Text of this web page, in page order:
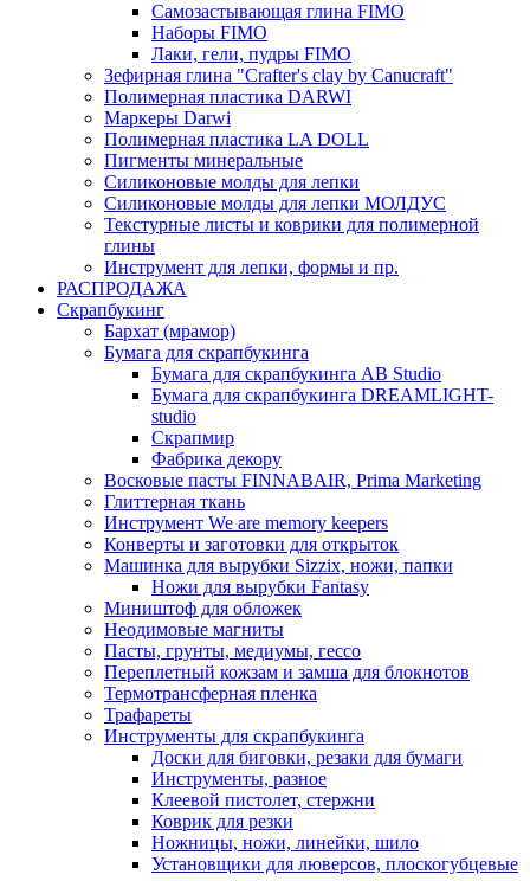
Самозастывающая глина FIMO
Наборы FIMO
Лаки, гели, пудры FIMO
Зефирная глина "Crafter's clay by Canucraft"
Полимерная пластика DARWI
Маркеры Darwi
Полимерная пластика LA DOLL
Пигменты минеральные
Силиконовые молды для лепки
Силиконовые молды для лепки МОЛДУС
Текстурные листы и коврики для полимерной
глины
Инструмент для лепки, формы и пр.
РАСПРОДАЖА
Скрапбукинг
Бархат (мрамор)
Бумага для скрапбукинга
Бумага для скрапбукинга AB Studio
Бумага для скрапбукинга DREAMLIGHT-
studio
Скрапмир
Фабрика декору
Восковые пасты FINNABAIR, Prima Marketing
Глиттерная ткань
Инструмент We are memory keepers
Конверты и заготовки для открыток
Машинка для вырубки Sizzix, ножи, папки
Ножи для вырубки Fantasy
Миништоф для обложек
Неодимовые магниты
Пасты, грунты, медиумы, гессо
Переплетный кожзам и замша для блокнотов
Термотрансферная пленка
Трафареты
Инструменты для скрапбукинга
Доски для биговки, резаки для бумаги
Инструменты, разное
Клеевой пистолет, стержни
Коврик для резки
Ножницы, ножи, линейки, шило
Установщики для люверсов, плоскогубцевые